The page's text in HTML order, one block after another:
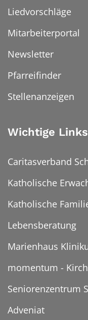
Liedvorschläge
Mitarbeiterportal
Newsletter
Pfarreifinder
Stellenanzeigen
Wichtige Links
Caritasverband
Katholische
Katholische
Lebensberatung
Marienhaus
momentum -
Seniorenzentrum
Adveniat